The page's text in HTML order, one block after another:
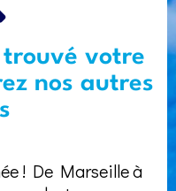
trouvé votre
nos autres
! De Marseille à